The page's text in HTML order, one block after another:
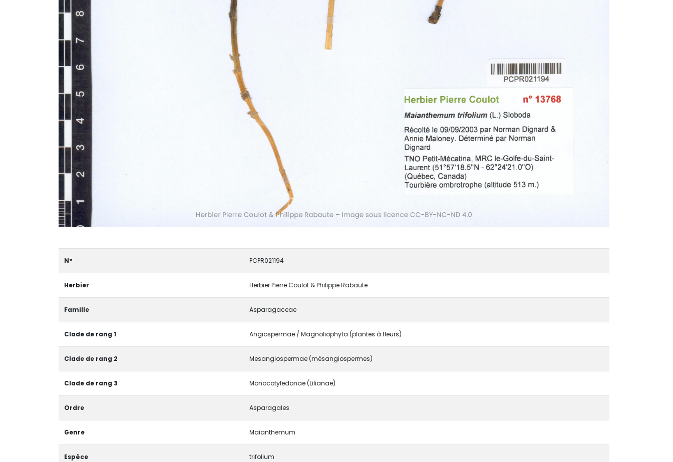
N° PCPR021194
Herbier Herbier Pierre Coulot & Philippe Rabaute
Famille Asparagaceae
Clade de rang 1 Angiospermae / Magnoliophyta (plantes à fleurs)
Clade de rang 2 Mesangiospermae (mésangiospermes)
Clade de rang 3 Monocotyledonae (Lilianae)
Ordre Asparagales
Genre Maianthemum
Espèce trifolium